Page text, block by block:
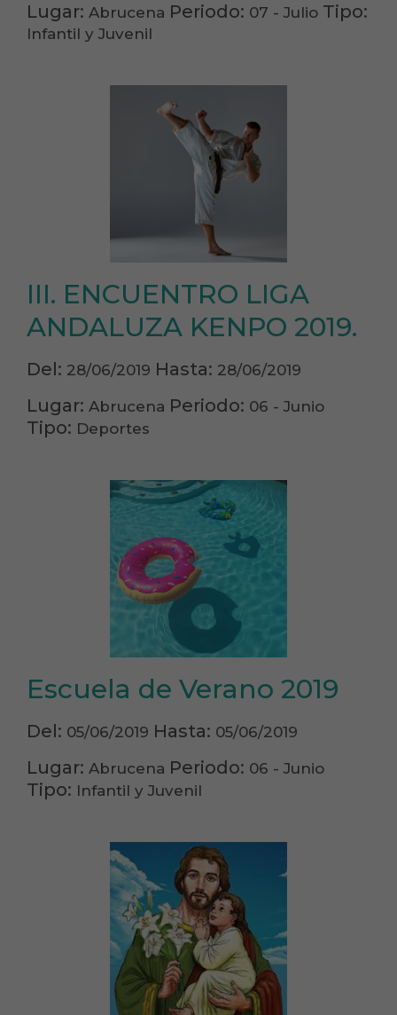
Lugar: Abrucena Periodo: 07 - Julio Tipo:
Infantil y Juvenil
III. ENCUENTRO LIGA
ANDALUZA KENPO 2019.
Del: 28/06/2019 Hasta: 28/06/2019
Lugar: Abrucena Periodo: 06 - Junio
Tipo: Deportes
Escuela de Verano 2019
Del: 05/06/2019 Hasta: 05/06/2019
Lugar: Abrucena Periodo: 06 - Junio
Tipo: Infantil y Juvenil